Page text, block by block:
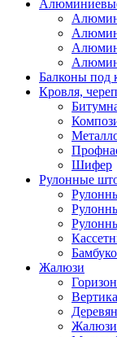
Балконы под
Кровля,
Шифер
Рулонные
Жалюзи